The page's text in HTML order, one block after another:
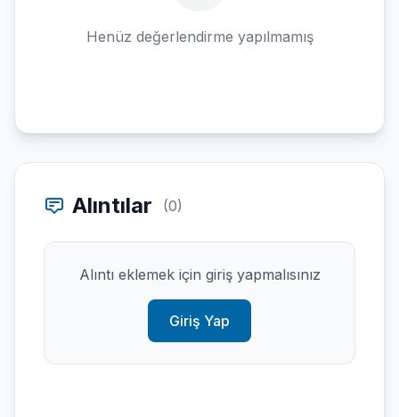
Henüz değerlendirme yapılmamış
Alıntılar (0)
Alıntı eklemek için giriş yapmalısınız
Giriş Yap